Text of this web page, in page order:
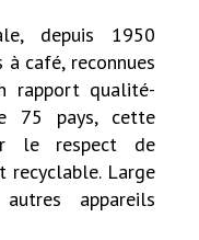
depuis 1950
café, reconnues
rapport qualité-
75 pays, cette
le respect de
recyclable. Large
appareils